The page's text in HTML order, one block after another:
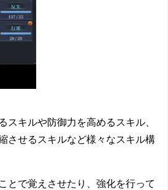
スキルや防御力を高めるスキル、
させるスキルなど様々なスキル構
とで覚えさせたり、強化を行って